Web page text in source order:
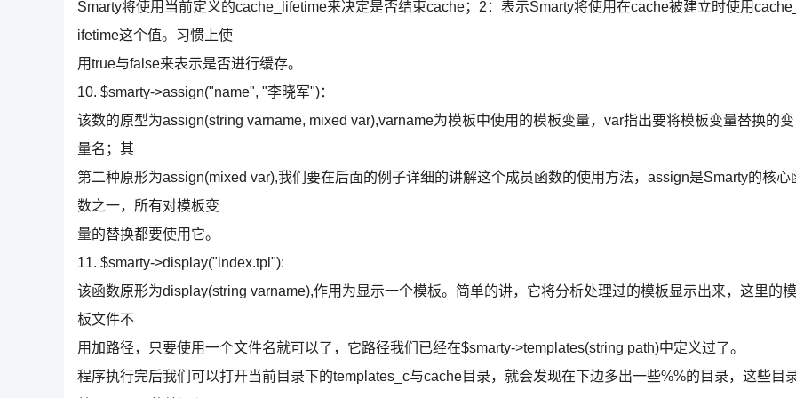
Smarty将使用当前定义的cache_lifetime来决定是否结束cache；2：表示Smarty将使用在cache被建立时使用cache_l
ifetime这个值。习惯上使
用true与false来表示是否进行缓存。
10. $smarty->assign("name", "李晓军")：
该数的原型为assign(string varname, mixed var),varname为模板中使用的模板变量，var指出要将模板变量替换的变
量名；其
第二种原形为assign(mixed var),我们要在后面的例子详细的讲解这个成员函数的使用方法，assign是Smarty的核心
数之一，所有对模板变
量的替换都要使用它。
11. $smarty->display("index.tpl"):
该函数原形为display(string varname),作用为显示一个模板。简单的讲，它将分析处理过的模板显示出来，这里的模
板文件不
用加路径，只要使用一个文件名就可以了，它路径我们已经在$smarty->templates(string path)中定义过了。
程序执行完后我们可以打开当前目录下的templates_c与cache目录，就会发现在下边多出一些%%的目录，这些目